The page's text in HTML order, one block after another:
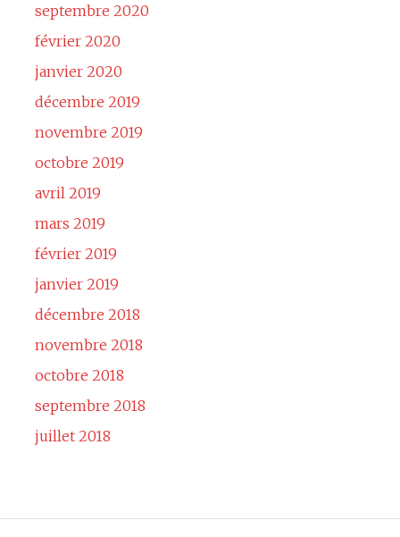
septembre 2020
février 2020
janvier 2020
décembre 2019
novembre 2019
octobre 2019
avril 2019
mars 2019
février 2019
janvier 2019
décembre 2018
novembre 2018
octobre 2018
septembre 2018
juillet 2018